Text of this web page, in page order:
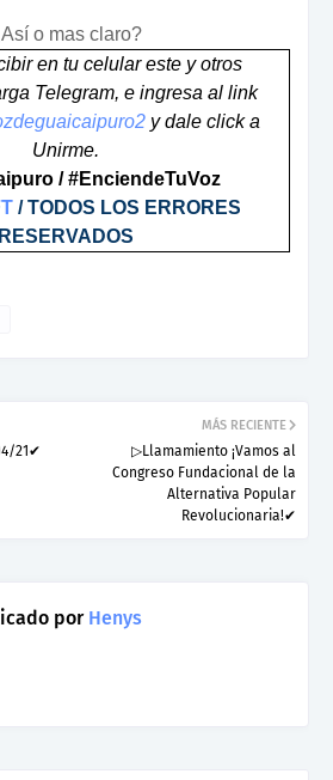
o mas claro?
en tu celular este y otros
Telegram, e ingresa al link
y dale click a
Unirme.
/ #EnciendeTuVoz
/ TODOS LOS ERRORES
RESERVADOS
MÁS RECIENTE
▷Llamamiento ¡Vamos al
Congreso Fundacional de la
Alternativa Popular
Revolucionaria!✔
21✔
porHenys